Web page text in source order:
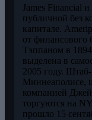
James Financial
публичной без
капитале.
от финансового
Тэппаном в
выделена в
2005 году.
Миннеаполисе,
компанией
торгуются на
прошло 15